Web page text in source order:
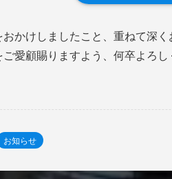
かけしましたこと、重ねて深く
愛顧賜りますよう、何卒よろし
お知らせ